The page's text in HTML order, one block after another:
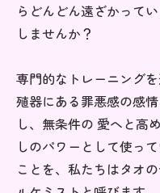
らどんどん遠ざかって
しませんか？
専門的なトレーニング
殖器にある罪悪感の感
し、無条件の 愛へと高
しのパワーとして使っ
ことを、私たちはタオ